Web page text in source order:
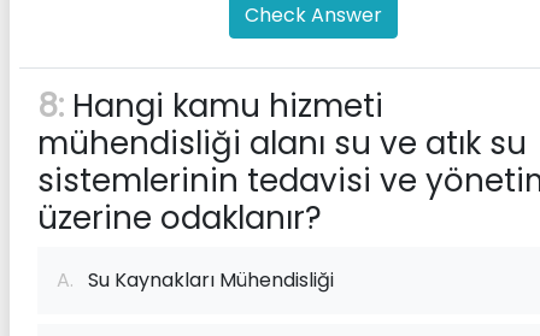
Check Answer
8: Hangi kamu hizmeti
mühendisliği alanı su ve atık su
sistemlerinin tedavisi ve
üzerine odaklanır?
A. Su Kaynakları Mühendisliği